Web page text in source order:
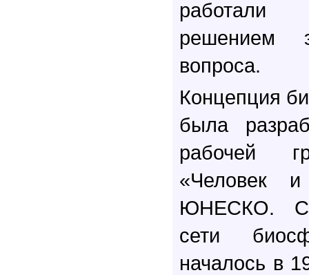
решением
вопроса.
Концепция
была
рабочей
«Человек
ЮНЕСКО.
сети
началось в